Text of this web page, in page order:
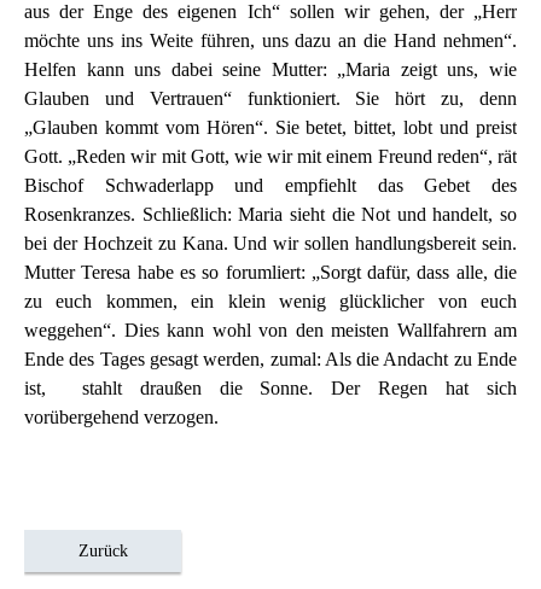
aus der Enge des eigenen Ich“ sollen wir gehen, der „Herr
möchte uns ins Weite führen, uns dazu an die Hand nehmen“.
Helfen kann uns dabei seine Mutter: „Maria zeigt uns, wie
Glauben und Vertrauen“ funktioniert. Sie hört zu, denn
„Glauben kommt vom Hören“. Sie betet, bittet, lobt und preist
Gott. „Reden wir mit Gott, wie wir mit einem Freund reden“, rät
Bischof Schwaderlapp und empfiehlt das Gebet des
Rosenkranzes. Schließlich: Maria sieht die Not und handelt, so
bei der Hochzeit zu Kana. Und wir sollen handlungsbereit sein.
Mutter Teresa habe es so forumliert: „Sorgt dafür, dass alle, die
zu euch kommen, ein klein wenig glücklicher von euch
weggehen“. Dies kann wohl von den meisten Wallfahrern am
Ende des Tages gesagt werden, zumal: Als die Andacht zu Ende
ist, stahlt draußen die Sonne. Der Regen hat sich
vorübergehend verzogen.
Zurück